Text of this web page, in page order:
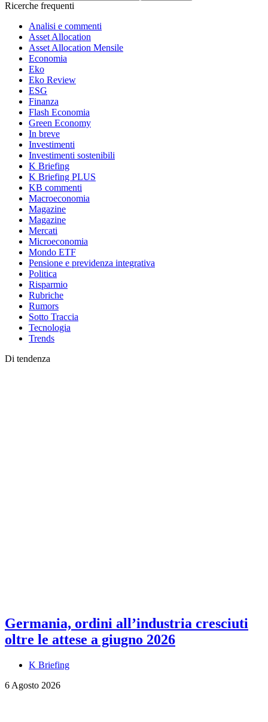
Ricerche frequenti
Analisi e commenti
Asset Allocation
Asset Allocation Mensile
Economia
Eko
Eko Review
ESG
Finanza
Flash Economia
Green Economy
In breve
Investimenti
Investimenti sostenibili
K Briefing
K Briefing PLUS
KB commenti
Macroeconomia
Magazine
Magazine
Mercati
Microeconomia
Mondo ETF
Pensione e previdenza integrativa
Politica
Risparmio
Rubriche
Rumors
Sotto Traccia
Tecnologia
Trends
Di tendenza
Germania, ordini all’industria cresciuti
oltre le attese a giugno 2026
K Briefing
6 Agosto 2026